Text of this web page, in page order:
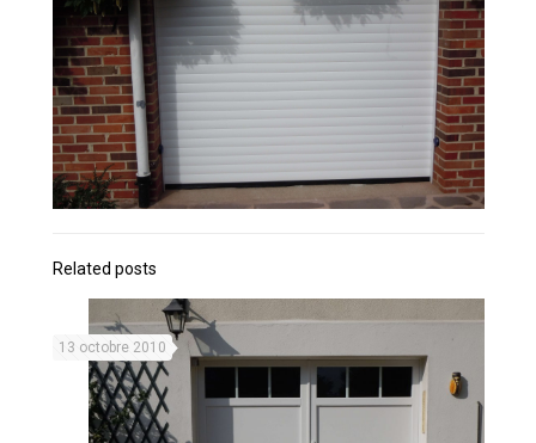
Related posts
13 octobre 2010